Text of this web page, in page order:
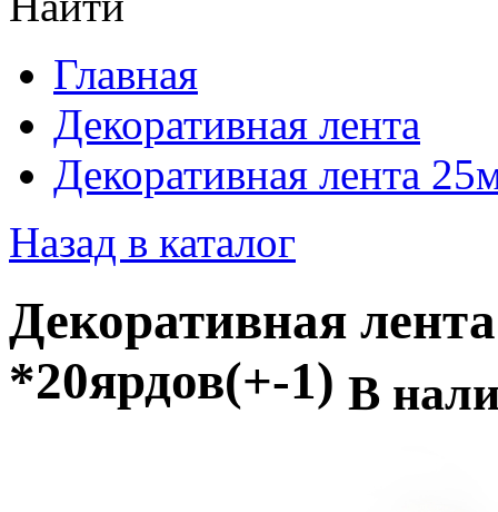
Главная
Декоративная лента
Декоративная лента
Назад в каталог
Декоративная
*20ярдов(+-1) В